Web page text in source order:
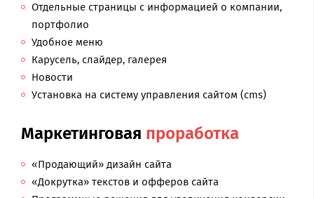
Отдельные страницы с информацией о компании,
портфолио
Удобное меню
Карусель, слайдер, галерея
Новости
Установка на систему управления сайтом (cms)
Маркетинговая проработка
«Продающий» дизайн сайта
«Докрутка» текстов и офферов сайта